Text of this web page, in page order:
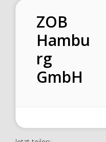
ZOB
Hambu
rg
GmbH